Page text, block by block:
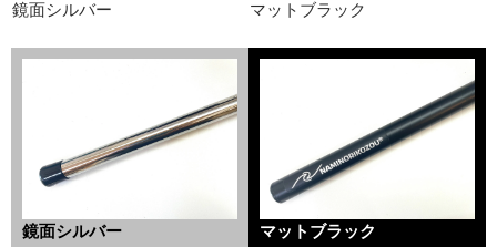
鏡面シルバー マットブラック
鏡面シルバー マットブラック